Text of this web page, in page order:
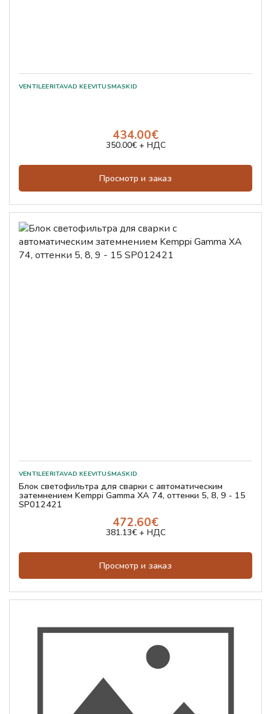
434.00€
350.00€ + НДС
Просмотр и заказ
Блок светофильтра для сварки с автоматическим
затемнением Kemppi Gamma XA 74, оттенки 5, 8, 9 - 15
SP012421
472.60€
381.13€ + НДС
Просмотр и заказ